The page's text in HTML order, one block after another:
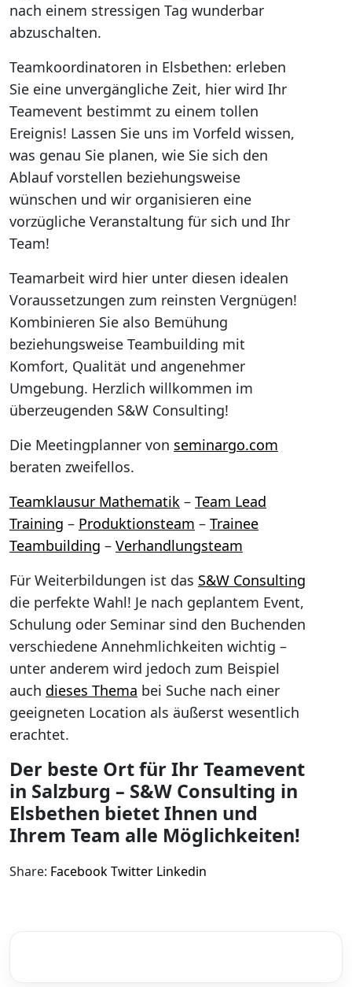
nach einem stressigen Tag wunderbar
abzuschalten.
Teamkoordinatoren in Elsbethen: erleben
Sie eine unvergängliche Zeit, hier wird Ihr
Teamevent bestimmt zu einem tollen
Ereignis! Lassen Sie uns im Vorfeld wissen,
was genau Sie planen, wie Sie sich den
Ablauf vorstellen beziehungsweise
wünschen und wir organisieren eine
vorzügliche Veranstaltung für sich und Ihr
Team!
Teamarbeit wird hier unter diesen idealen
Voraussetzungen zum reinsten Vergnügen!
Kombinieren Sie also Bemühung
beziehungsweise Teambuilding mit
Komfort, Qualität und angenehmer
Umgebung. Herzlich willkommen im
überzeugenden S&W Consulting!
Die Meetingplanner von seminargo.com
beraten zweifellos.
Teamklausur Mathematik – Team Lead
Training – Produktionsteam – Trainee
Teambuilding – Verhandlungsteam
Für Weiterbildungen ist das S&W Consulting
die perfekte Wahl! Je nach geplantem Event,
Schulung oder Seminar sind den Buchenden
verschiedene Annehmlichkeiten wichtig –
unter anderem wird jedoch zum Beispiel
auch dieses Thema bei Suche nach einer
geeigneten Location als äußerst wesentlich
erachtet.
Der beste Ort für Ihr Teamevent
in Salzburg – S&W Consulting in
Elsbethen bietet Ihnen und
Ihrem Team alle Möglichkeiten!
Share: FacebookTwitter Linkedin